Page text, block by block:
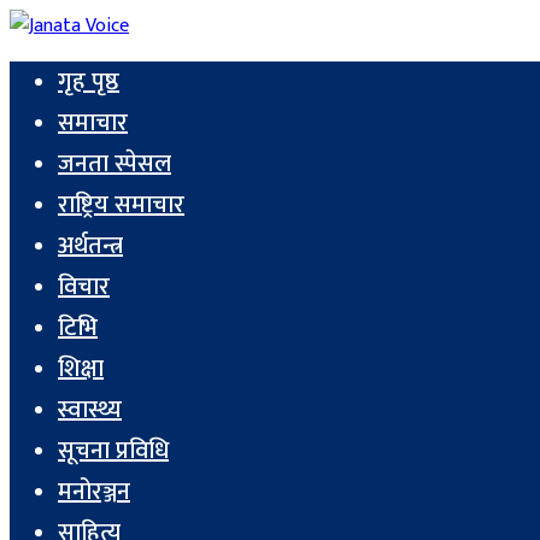
गृह पृष्ठ
समाचार
जनता स्पेसल
राष्ट्रिय समाचार
अर्थतन्त्र
विचार
टिभि
शिक्षा
स्वास्थ्य
सूचना प्रविधि
मनोरञ्जन